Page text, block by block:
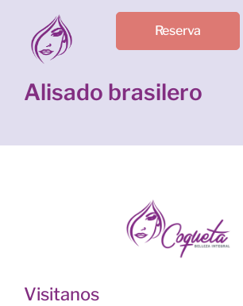
Reserva
Alisado brasilero
Visitanos